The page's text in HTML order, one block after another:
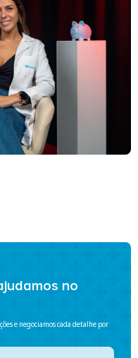
no
e negociamos cada detalhe por